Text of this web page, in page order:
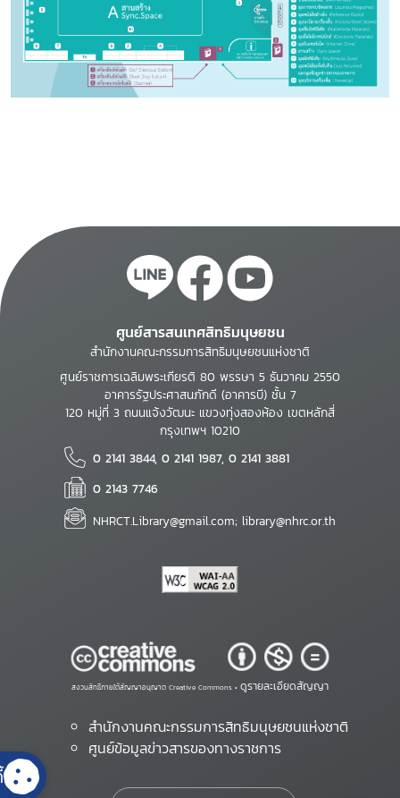
ศูนย์สารสนเทศสิทธิมนุษยชน
สำนักงานคณะกรรมการสิทธิมนุษยชนแห่งชาติ
ศูนย์ราชการเฉลิมพระเกียรติ 80 พรรษา 5 ธันวาคม 2550
อาคารรัฐประศาสนภักดี (อาคารบี) ชั้น 7
120 หมู่ที่ 3 ถนนแจ้งวัฒนะ แขวงทุ่งสองห้อง เขตหลักสี่
กรุงเทพฯ 10210
0 2141 3844, 0 2141 1987, 0 2141 3881
0 2143 7746
NHRCT.Library@gmail.com; library@nhrc.or.th
สงวนสิทธิ์ภายใต้สัญญาอนุญาต Creative Commons • ดูรายละเอียดสัญญา
สำนักงานคณะกรรมการสิทธิมนุษยชนแห่งชาติ
ศูนย์ข้อมูลข่าวสารของทางราชการ